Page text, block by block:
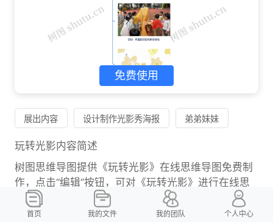
免费使用
展出内容 设计制作光影秀海报 弟弟妹妹
玩转光影内容简述
树图思维导图提供《玩转光影》在线思维导图免费制
作，点击“编辑”按钮，可对《玩转光影》进行在线思
维导图编辑，本思维导图属于思维导图模板主题，文
件编号是：1c7d996fd3ea99694b6c64cfd6ff00d1
首页 我的文件 我的团队 个人中心